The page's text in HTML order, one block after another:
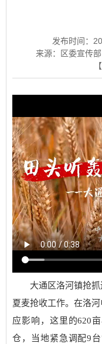
发布时间：
来源：区委宣传部
大通区洛河镇抢
夏麦抢收工作。在洛
应影响，这里的620
仓，当地紧急调配9